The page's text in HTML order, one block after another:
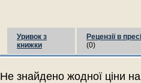
Уривок з
книжки
Рецензії в пресі
(0)
Не знайдено жодної ціни